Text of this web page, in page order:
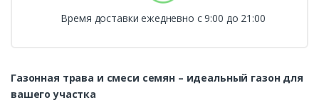
Время доставки ежедневно с 9:00 до 21:00
Газонная трава и смеси семян – идеальный газон для
вашего участка